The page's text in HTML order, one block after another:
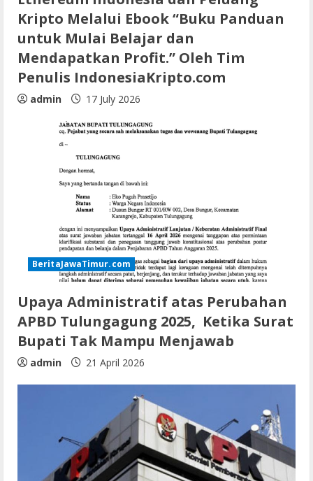
Kripto Melalui Ebook “Buku Panduan
untuk Mulai Belajar dan
Mendapatkan Profit.” Oleh Tim
Penulis IndonesiaKripto.com
admin 17 July 2026
BeritaJawaTimur.com
Upaya Administratif atas Perubahan
APBD Tulungagung 2025, Ketika Surat
Bupati Tak Mampu Menjawab
admin 21 April 2026